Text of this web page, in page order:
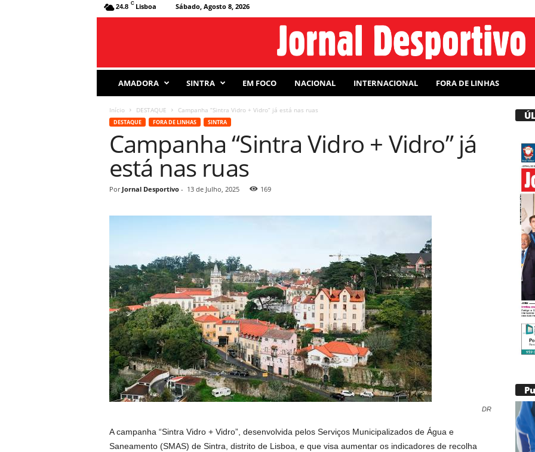
24.8 C Lisboa Sábado, Agosto 8, 2026
r
AMADORA SINTRA EM FOCO NACIONAL INTERNACIONAL FORA DE LINHAS
Início DESTAQUE Campanha “Sintra Vidro + Vidro” já está nas ruas
DESTAQUE FORA DE LINHAS SINTRA
Campanha “Sintra Vidro + Vidro” já
está nas ruas
Por Jornal Desportivo- 13 de Julho, 2025 169
DR
A campanha “Sintra Vidro + Vidro”, desenvolvida pelos Serviços Municipalizados de Água e
Saneamento (SMAS) de Sintra, distrito de Lisboa, e que visa aumentar os indicadores de recolha